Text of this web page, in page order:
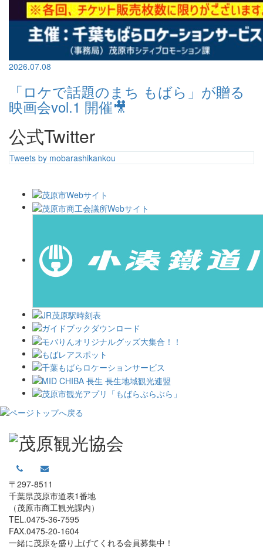
2026.07.08
「ロケで話題のまち もばら」が贈る
映画会vol.1 開催🎥
公式Twitter
Tweets by mobarashikankou
〒297-8511
千葉県茂原市道表1番地
（茂原市商工観光課内）
TEL.0475-36-7595
FAX.0475-20-1604
一緒に茂原を盛り上げてくれる会員募集中！